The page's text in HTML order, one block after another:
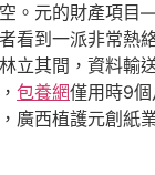
。元的財產項
看到一派非常熱
立其間，資料輸
包養網僅用時9個
廣西植護元創紙